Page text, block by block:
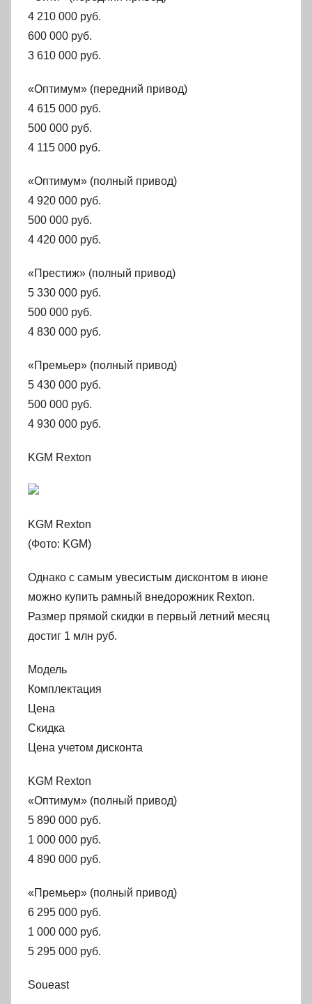
4 210 000 руб.
600 000 руб.
3 610 000 руб.
«Оптимум» (передний привод)
4 615 000 руб.
500 000 руб.
4 115 000 руб.
«Оптимум» (полный привод)
4 920 000 руб.
500 000 руб.
4 420 000 руб.
«Престиж» (полный привод)
5 330 000 руб.
500 000 руб.
4 830 000 руб.
«Премьер» (полный привод)
5 430 000 руб.
500 000 руб.
4 930 000 руб.
KGM Rexton
KGM Rexton
(Фото: KGM)
Однако с самым увесистым дисконтом в июне
можно купить рамный внедорожник Rexton.
Размер прямой скидки в первый летний месяц
достиг 1 млн руб.
Модель
Комплектация
Цена
Скидка
Цена учетом дисконта
KGM Rexton
«Оптимум» (полный привод)
5 890 000 руб.
1 000 000 руб.
4 890 000 руб.
«Премьер» (полный привод)
6 295 000 руб.
1 000 000 руб.
5 295 000 руб.
Soueast